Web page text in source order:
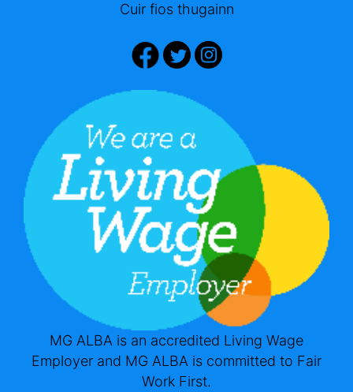
Cuir fios thugainn
MG ALBA is an accredited Living Wage
Employer and MG ALBA is committed to Fair
Work First.